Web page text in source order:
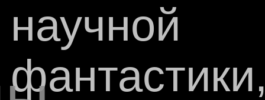
научной